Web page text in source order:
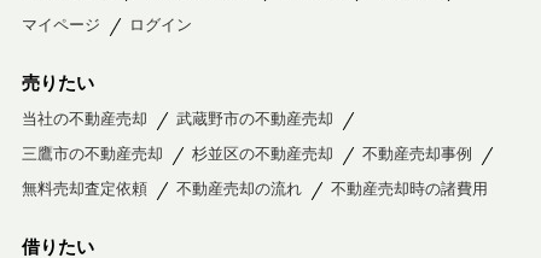
マイページ
ログイン
売りたい
当社の不動産売却
武蔵野市の不動産売却
三鷹市の不動産売却
杉並区の不動産売却
不動産売却事例
無料売却査定依頼
不動産売却の流れ 不動産売却時の諸費用
借りたい